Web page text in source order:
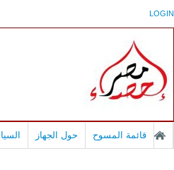
LOGIN
قائمة المسوح حول الجهاز